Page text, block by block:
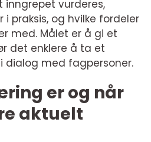
inngrepet vurderes,
praksis, og hvilke fordeler
med. Målet er å gi et
det enklere å ta et
dialog med fagpersoner.
er og når
aktuelt